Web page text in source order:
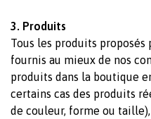
3. Produits
Tous les produits proposés
fournis au mieux de nos
produits dans la boutique
certains cas des produits
de couleur, forme ou